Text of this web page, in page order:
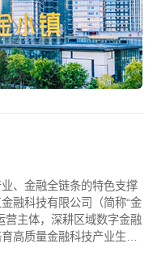
、金融全链条的特色支撑
融科技有限公司（简称“金
营主体，深耕区域数字金融
高质量金融科技产业生态